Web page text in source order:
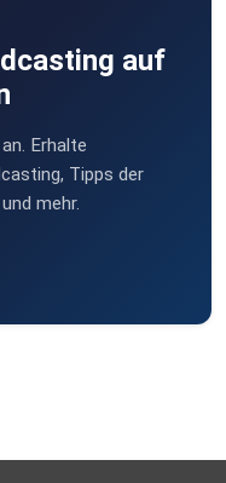
auf
Erhalte
Tipps der
mehr.